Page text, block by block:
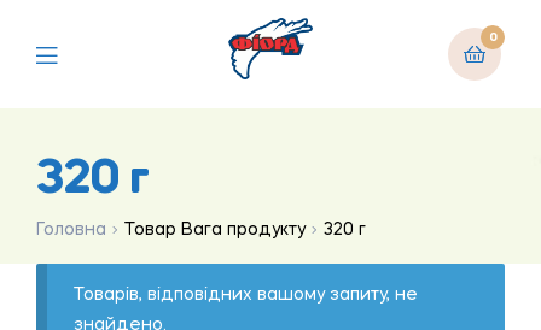
0
320 г
Головна Товар Вага продукту 320 г
Товарів, відповідних вашому запиту, не
знайдено.